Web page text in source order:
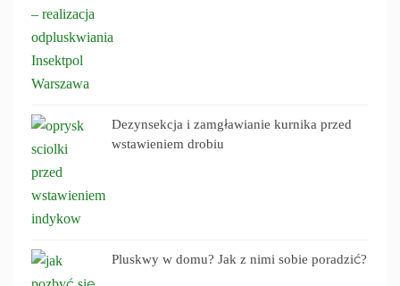
Dezynsekcja i zamgławianie kurnika przed
wstawieniem drobiu
Pluskwy w domu? Jak z nimi sobie poradzić?